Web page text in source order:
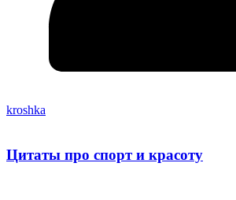
kroshka
Цитаты про спорт и красоту